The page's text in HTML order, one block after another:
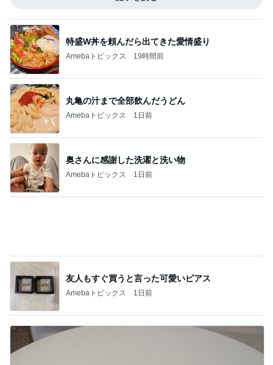
特盛W丼を頼んだら出てきた愛情盛り
Amebaトピックス 19時間前
丸亀の汁まで全部飲んだうどん
Amebaトピックス 1日前
奥さんに感謝した洗濯と洗い物
Amebaトピックス 1日前
友人もすぐ買うと言った可愛いピアス
Amebaトピックス 1日前